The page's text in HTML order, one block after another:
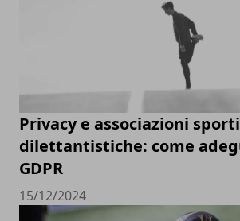
Privacy e associazioni
dilettantistiche: come
GDPR
15/12/2024